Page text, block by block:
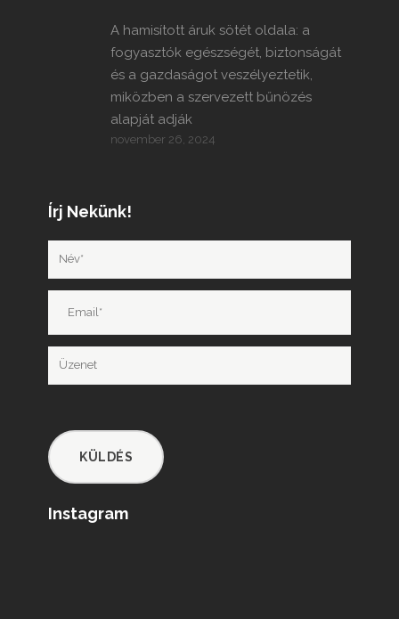
A hamisított áruk sötét oldala: a
fogyasztók egészségét, biztonságát
és a gazdaságot veszélyeztetik,
miközben a szervezett bűnözés
alapját adják
november 26, 2024
Írj Nekünk!
Instagram